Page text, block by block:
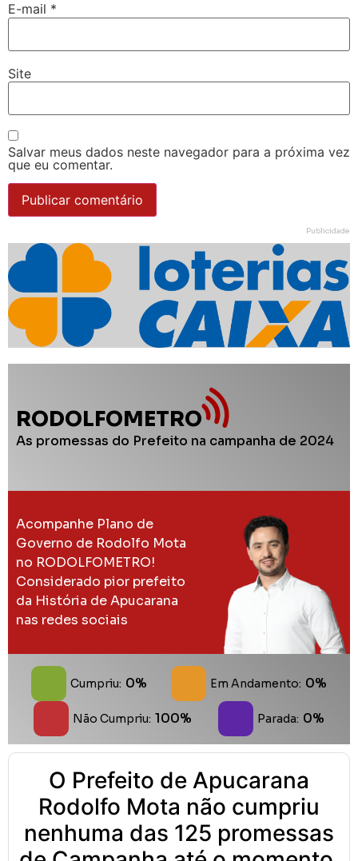
E-mail *
Site
Salvar meus dados neste navegador para a próxima vez
que eu comentar.
Publicidade
RODOLFOMETRO
As promessas do Prefeito na campanha de 2024
Acompanhe Plano de
Governo de Rodolfo Mota
no RODOLFOMETRO!
Considerado pior prefeito
da História de Apucarana
nas redes sociais
Cumpriu: 0% Em Andamento: 0%
Não Cumpriu: 100% Parada: 0%
O Prefeito de Apucarana
Rodolfo Mota não cumpriu
nenhuma das 125 promessas